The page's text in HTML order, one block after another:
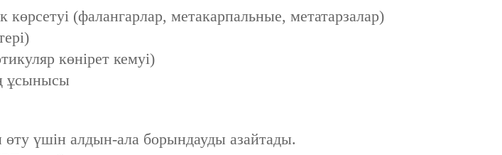
(фалангарлар, метакарпальные, метатарзалар)
көнірет кемуі)
ұсынысы
үшін алдын-ала борындауды азайтады.